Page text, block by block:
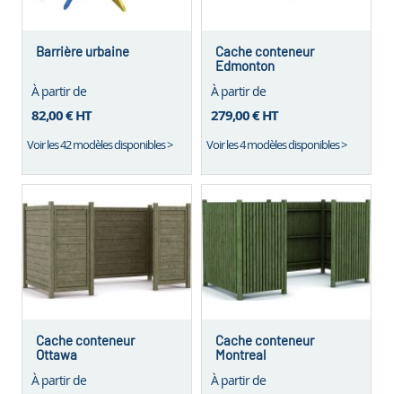
Barrière urbaine
À partir de
82,00 €HT
Voir les 42 modèles disponibles >
Cache conteneur
Edmonton
À partir de
279,00 €HT
Voir les 4 modèles disponibles >
Cache conteneur
Ottawa
À partir de
Cache conteneur
Montreal
À partir de